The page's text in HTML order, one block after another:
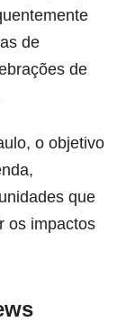
de
de
o objetivo
que
os impactos